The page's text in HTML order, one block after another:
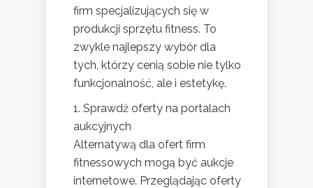
firm specjalizujących się w
produkcji sprzętu fitness. To
zwykle najlepszy wybór dla
tych, którzy cenią sobie nie tylko
funkcjonalność, ale i estetykę.
1. Sprawdź oferty na portalach
aukcyjnych
Alternatywą dla ofert firm
fitnessowych mogą być aukcje
internetowe. Przeglądając oferty